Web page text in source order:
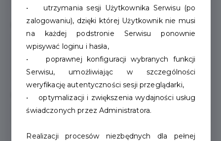
Opis działalności
Godziny otwarcia
• utrzymania sesji Użytkownika Serwisu (po
zalogowaniu), dzięki której Użytkownik nie musi
na każdej podstronie Serwisu ponownie
wpisywać loginu i hasła,
• poprawnej konfiguracji wybranych funkcji
Serwisu, umożliwiając w szczególności
weryfikację autentyczności sesji przeglądarki,
• optymalizacji i zwiększenia wydajności usług
świadczonych przez Administratora.
Realizacji procesów niezbędnych dla pełnej